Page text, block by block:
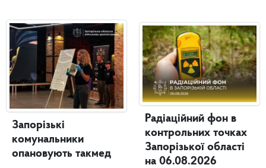
Запорізькі
комунальники
опановують такмед
Радіаційний фон в
контрольних точках
Запорізької області
на 06.08.2026